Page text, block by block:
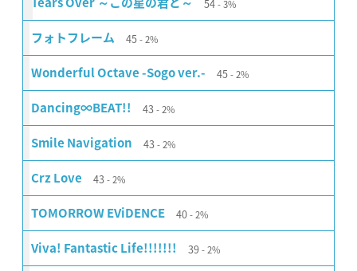
Tears Over ～この星の君と～ 54 3%
フォトフレーム 45 2%
Wonderful Octave -Sogo ver.- 45 2%
Dancing∞BEAT!! 43 2%
Smile Navigation 43 2%
Crz Love 43 2%
TOMORROW EViDENCE 40 2%
Viva! Fantastic Life!!!!!!! 39 2%